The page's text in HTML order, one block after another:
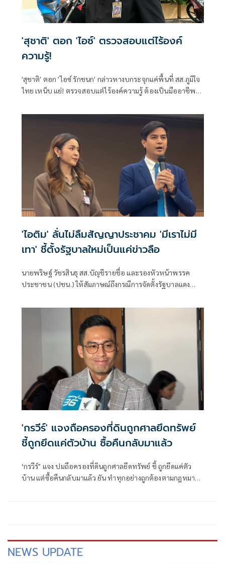
'สุชาติ' ตอก 'ไอซ์' ตรวจสอบแต่ไร้องค์
ความรู้!
'สุชาติ' ตอก 'ไอซ์ รักชนก' กล่าวหางบกระจุกแค่พื้นที่ สส.ภูมิใจ
ไทย เหน็บ แย่! ตรวจสอบแต่ไร้องค์ความรู้ ต้องเป็นมืออาชีพ
ชอบ
'ไอติม' ลั่นไม่ลืมสัญญาประชาคม 'มีเราไม่มี
เทา' ชี้ตั้งรัฐบาลใหม่เป็นแค่ข่าวลือ
นายพริษฐ์ วัชรสินธุ สส.บัญชีรายชื่อ และรองหัวหน้าพรรค
ประชาชน (ปชน.) ให้สัมภาษณ์ถึงกรณีการจัดตั้งรัฐบาลแดง
พรรคกล้าธรรม ก็ระบุว่าลืมไปหมดแล้วที่เคยพูดว่า “มีเราไม่มี
เทา” จะเป็นการเปิดโอกาสให้ส้มเข้าร่วมรัฐบาลหรือไม่ ว่า ตอน
นี้ตั้งอยู่บนสมมติฐานหลายอย่างมาก ซึ่งก็ยังไม่ได้มีการยืนยันใน
'กรวีร์' แจงถือครองที่ดินถูกศาลยึดทรัพย์
ชี้ถูกยึดแค่ตัวบ้าน ซื้อคืนกลับมาแล้ว
‘กรวีร์" แจง ปมถือครองที่ดินถูกศาลยึดทรัพย์ ชี้ ถูกยึดแค่ตัว
บ้าน แต่ซื้อคืนกลับมาแล้ว ยัน ทำทุกอย่างถูกต้องตามกฎหมาย
NEWS UPDATE